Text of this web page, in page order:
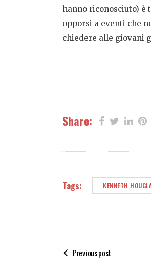
hanno riconosciuto) è
opporsi a eventi che
chiedere alle giovani
Share:
Tags: KENNETH
Previous post